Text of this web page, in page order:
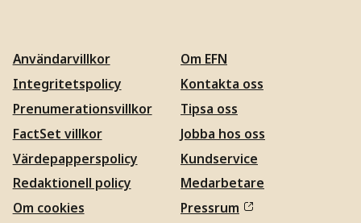
Användarvillkor
Integritetspolicy
Prenumerationsvillkor
FactSet villkor
Värdepapperspolicy
Redaktionell policy
Om cookies
Om EFN
Kontakta oss
Tipsa oss
Jobba hos oss
Kundservice
Medarbetare
Pressrum